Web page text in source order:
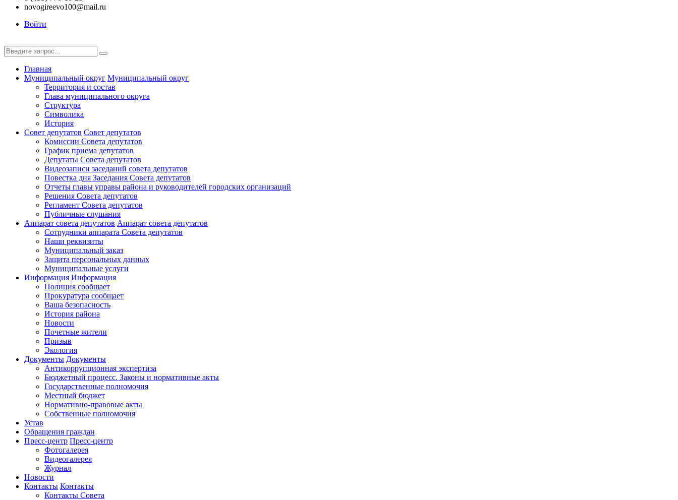
novogireevo100@mail.ru
Войти
Главная
Муниципальный округ Муниципальный округ
Территория и состав
Глава муниципального округа
Структура
Символика
История
Совет депутатов Совет депутатов
Комиссии Совета депутатов
График приема депутатов
Депутаты Совета депутатов
Видеозаписи заседаний совета депутатов
Повестка дня Заседания Совета депутатов
Отчеты главы управы района и руководителей городских организаций
Решения Совета депутатов
Регламент Совета депутатов
Публичные слушания
Аппарат совета депутатов Аппарат совета депутатов
Сотрудники аппарата Совета депутатов
Наши реквизиты
Муниципальный заказ
Защита персональных данных
Муниципальные услуги
Информация Информация
Полиция сообщает
Прокуратура сообщает
Ваша безопасность
История района
Новости
Почетные жители
Призыв
Экология
Документы Документы
Антикоррупционная экспертиза
Бюджетный процесс. Законы и нормативные акты
Государственные полномочия
Местный бюджет
Нормативно-правовые акты
Собственные полномочия
Устав
Обращения граждан
Пресс-центр Пресс-центр
Фотогалерея
Видеогалерея
Журнал
Новости
Контакты Контакты
Контакты Совета